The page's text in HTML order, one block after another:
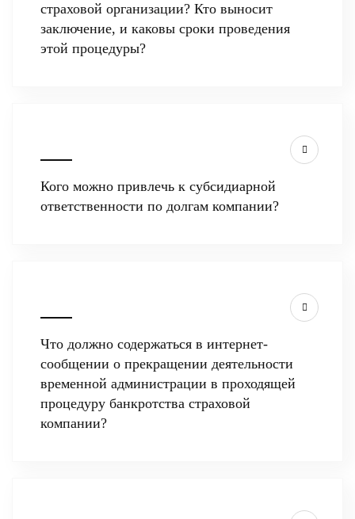
страховой организации? Кто выносит
заключение, и каковы сроки проведения
этой процедуры?
Кого можно привлечь к субсидиарной
ответственности по долгам компании?
Что должно содержаться в интернет-
сообщении о прекращении деятельности
временной администрации в проходящей
процедуру банкротства страховой
компании?